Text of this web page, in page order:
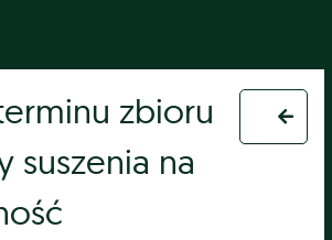
zbioru
suszenia na